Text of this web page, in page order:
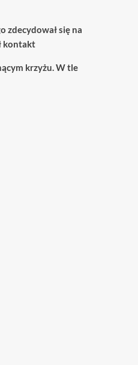
zdecydował się na
kontakt
krzyżu. W tle